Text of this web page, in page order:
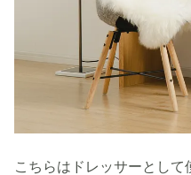
こちらはドレッサーとして